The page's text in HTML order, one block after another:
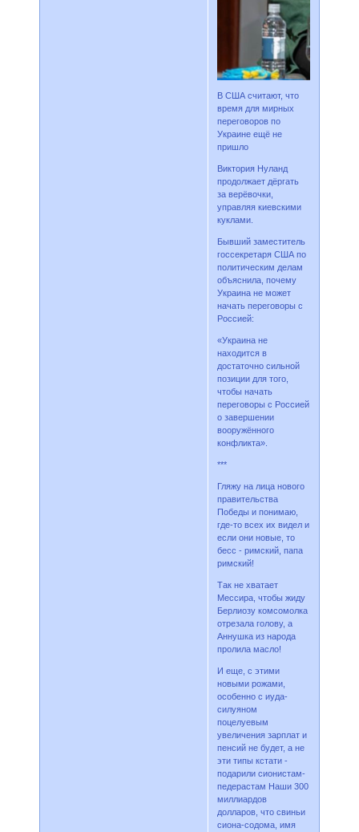
В США считают, что
время для мирных
переговоров по
Украине ещё не
пришло
Виктория Нуланд
продолжает дёргать
за верёвочки,
управляя киевскими
куклами.
Бывший заместитель
госсекретаря США по
политическим делам
объяснила, почему
Украина не может
начать переговоры с
Россией:
«Украина не
находится в
достаточно сильной
позиции для того,
чтобы начать
переговоры с Россией
о завершении
вооружённого
конфликта».
***
Гляжу на лица нового
правительства
Победы и понимаю,
где-то всех их видел и
если они новые, то
бесс - римский, папа
римский!
Так не хватает
Мессира, чтобы жиду
Берлиозу комсомолка
отрезала голову, а
Аннушка из народа
пролила масло!
И еще, с этими
новыми рожами,
особенно с иуда-
силуяном
поцелуевым
увеличения зарплат и
пенсий не будет, а не
эти типы кстати -
подарили сионистам-
педерастам Наши 300
миллиардов
долларов, что свиньи
сиона-содома, имя